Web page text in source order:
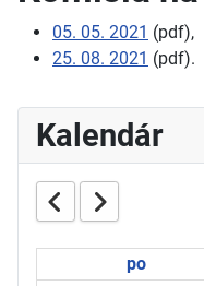
05. 05. 2021 (pdf),
25. 08. 2021 (pdf).
Kalendár
po